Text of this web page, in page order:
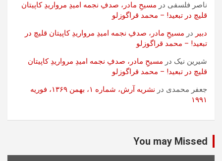
ناصر فلسفی در مسیحِ مادر، صدفِ نجمه امیدِ مرواریدِ کاپیتان
قلیچ در تبعید! – محمد قراگوزلو
دبیر در مسیحِ مادر، صدفِ نجمه امیدِ مرواریدِ کاپیتان قلیچ در
تبعید! – محمد قراگوزلو
شیرین نیک در مسیحِ مادر، صدفِ نجمه امیدِ مرواریدِ کاپیتان
قلیچ در تبعید! – محمد قراگوزلو
جعفر محمدی در
نشریه آرش، شماره ۱، بهمن ۱۳۶۹، فوریه
۱۹۹۱
You may Missed